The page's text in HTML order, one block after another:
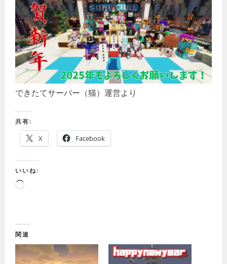
できたてサーバー（猫）運営より
共有:
X Facebook
いいね:
読
み
中…
関連